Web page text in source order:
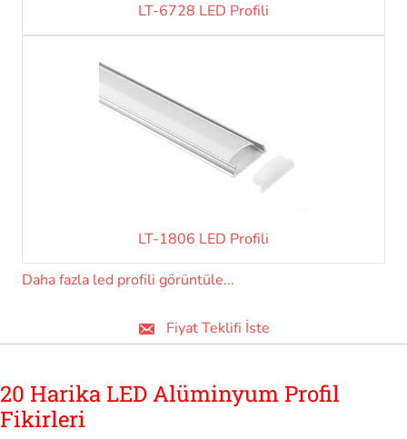
LT-6728 LED Profili
LT-1806 LED Profili
Daha fazla led profili görüntüle...
Fiyat Teklifi İste
20 Harika LED Alüminyum Profil
Fikirleri